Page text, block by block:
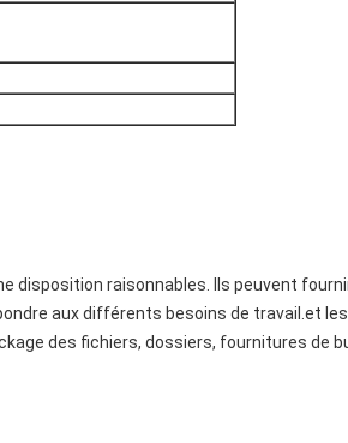
disposition raisonnables. Ils peuvent
aux différents besoins de travail.et les
des fichiers, dossiers, fournitures de